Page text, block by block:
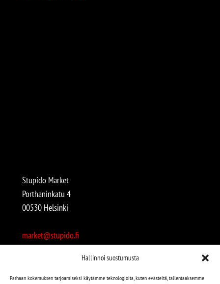
Hallinnoi suostumusta
Parhaan kokemuksen tarjoamiseksi käytämme teknologioita, kuten evästeitä, tallentaaksemme
Stupido Market
Porthaninkatu 4
00530 Helsinki
market@stupido.fi
Avoinna: